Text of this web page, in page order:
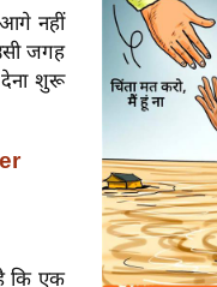
नहीं
जगह
शुरू
कि एक